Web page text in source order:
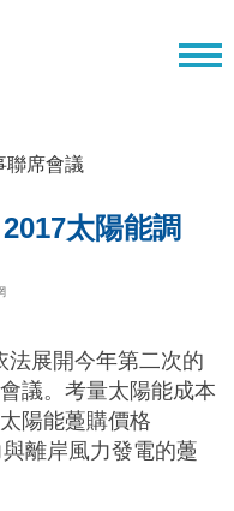
聯席會議
太陽能調
法展開今年第二次的
議。考量太陽能成本
陽能躉購價格
離岸風力發電的躉